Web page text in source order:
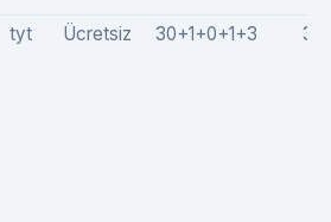
tyt Ücretsiz 30+1+0+1+3